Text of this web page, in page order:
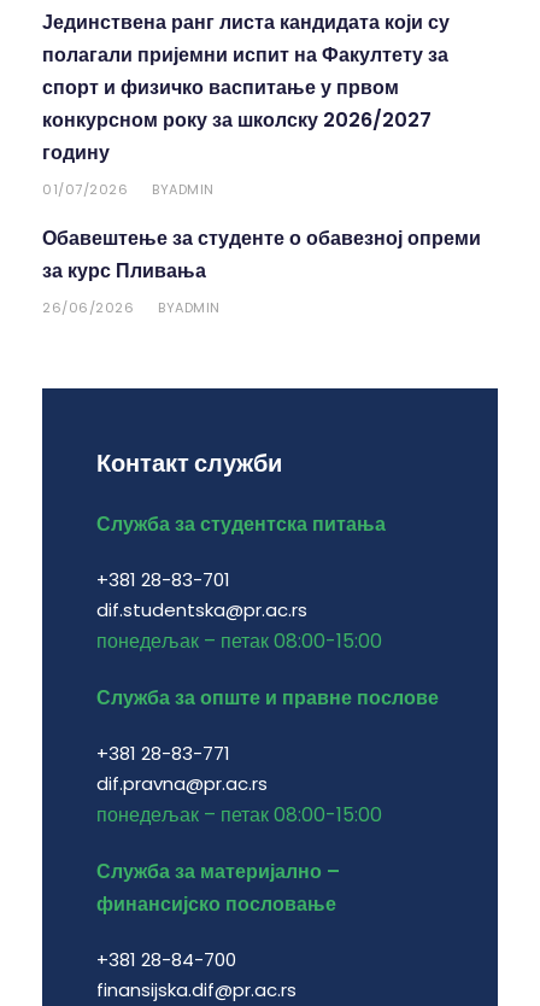
Јединствена ранг листа кандидата који су
полагали пријемни испит на Факултету за
спорт и физичко васпитање у првом
конкурсном року за школску 2026/2027
годину
01/07/2026 BYADMIN
Обавештење за студенте о обавезној опреми
за курс Пливања
26/06/2026 BYADMIN
Контакт служби
Служба за студентска питања
+381 28-83-701
dif.studentska@pr.ac.rs
понедељак – петак 08:00-15:00
Служба за опште и правне послове
+381 28-83-771
dif.pravna@pr.ac.rs
понедељак – петак 08:00-15:00
Служба за материјално –
финансијско пословање
+381 28-84-700
finansijska.dif@pr.ac.rs